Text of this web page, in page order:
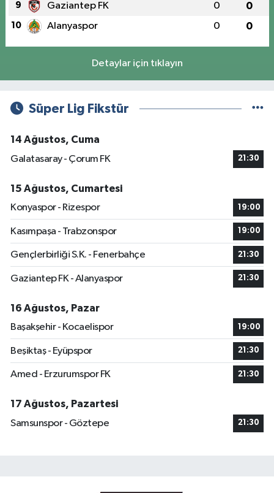
9 Gaziantep FK 0 0
10 Alanyaspor 0 0
Detaylar için tıklayın
Süper Lig Fikstür
14 Ağustos, Cuma
Galatasaray - Çorum FK
21:30
15 Ağustos, Cumartesi
Konyaspor - Rizespor
19:00
Kasımpaşa - Trabzonspor 19:00
Gençlerbirliği S.K. - Fenerbahçe 21:30
Gaziantep FK - Alanyaspor 21:30
16 Ağustos, Pazar
Başakşehir - Kocaelispor
19:00
Beşiktaş - Eyüpspor 21:30
Amed - Erzurumspor FK 21:30
17 Ağustos, Pazartesi
Samsunspor - Göztepe
21:30